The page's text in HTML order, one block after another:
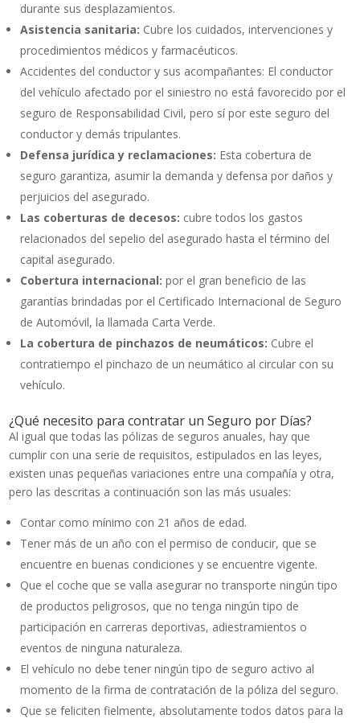
durante sus desplazamientos.
Asistencia sanitaria: Cubre los cuidados, intervenciones y
procedimientos médicos y farmacéuticos.
Accidentes del conductor y sus acompañantes: El conductor
del vehículo afectado por el siniestro no está favorecido por el
seguro de Responsabilidad Civil, pero sí por este seguro del
conductor y demás tripulantes.
Defensa jurídica y reclamaciones: Esta cobertura de
seguro garantiza, asumir la demanda y defensa por daños y
perjuicios del asegurado.
Las coberturas de decesos: cubre todos los gastos
relacionados del sepelio del asegurado hasta el término del
capital asegurado.
Cobertura internacional: por el gran beneficio de las
garantías brindadas por el Certificado Internacional de Seguro
de Automóvil, la llamada Carta Verde.
La cobertura de pinchazos de neumáticos: Cubre el
contratiempo el pinchazo de un neumático al circular con su
vehículo.
¿Qué necesito para contratar un Seguro por Días?
Al igual que todas las pólizas de seguros anuales, hay que
cumplir con una serie de requisitos, estipulados en las leyes,
existen unas pequeñas variaciones entre una compañía y otra,
pero las descritas a continuación son las más usuales:
Contar como mínimo con 21 años de edad.
Tener más de un año con el permiso de conducir, que se
encuentre en buenas condiciones y se encuentre vigente.
Que el coche que se valla asegurar no transporte ningún tipo
de productos peligrosos, que no tenga ningún tipo de
participación en carreras deportivas, adiestramientos o
eventos de ninguna naturaleza.
El vehículo no debe tener ningún tipo de seguro activo al
momento de la firma de contratación de la póliza del seguro.
Que se feliciten fielmente, absolutamente todos datos para la